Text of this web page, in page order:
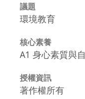
議題
環境教育
核心素養
A1 身心素質與
授權資訊
著作權所有